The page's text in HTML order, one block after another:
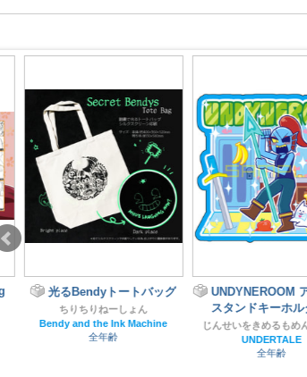
光るBendyトートバッグ
ちりちりねーしょん
Bendy and the Ink Machine
UNDYNEROOM アクリル
スタンドキーホルダー
じんせいをきめるもめんどうふ
UNDERTALE